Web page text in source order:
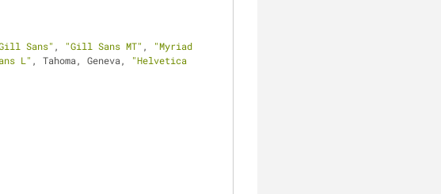
Sans" , "Gill Sans MT" ,
"Myriad
L" , Tahoma, Geneva,
"Helvetica